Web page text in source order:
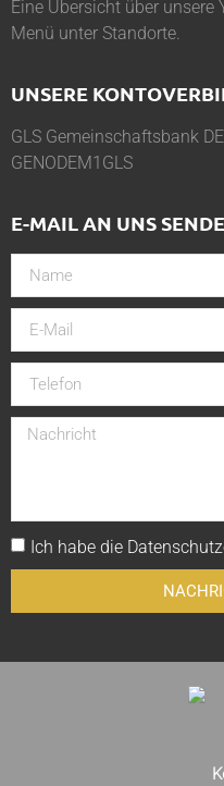
Eine Übersicht über
Menü unter Standorte
UNSERE
GLS Gemeinschaftsbank
GENODEM1GLS
E-MAIL AN UNS
Ich habe die